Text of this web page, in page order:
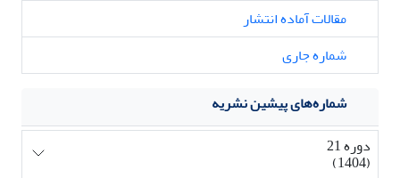
مقالات آماده انتشار
شماره جاری
شماره‌های پیشین نشریه
دوره 21
(1404)